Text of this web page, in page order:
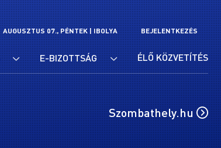
AUGUSZTUS 07., PÉNTEK |IBOLYA BEJELENTKEZÉS
E-BIZOTTSÁG ÉLŐ KÖZVETÍTÉS
Szombathely.hu